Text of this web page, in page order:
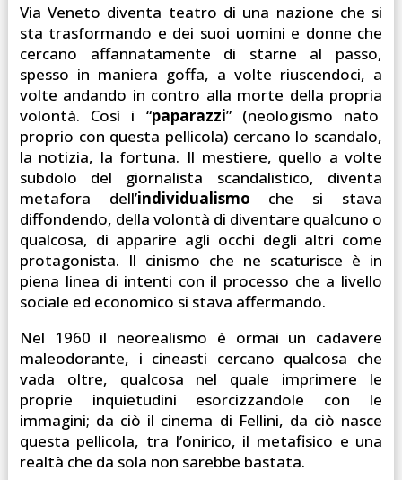
Via Veneto diventa teatro di una nazione che si
sta trasformando e dei suoi uomini e donne che
cercano affannatamente di starne al passo,
spesso in maniera goffa, a volte riuscendoci, a
volte andando in contro alla morte della propria
volontà. Così i “paparazzi” (neologismo nato
proprio con questa pellicola) cercano lo scandalo,
la notizia, la fortuna. Il mestiere, quello a volte
subdolo del giornalista scandalistico, diventa
metafora dell’individualismo che si stava
diffondendo, della volontà di diventare qualcuno o
qualcosa, di apparire agli occhi degli altri come
protagonista. Il cinismo che ne scaturisce è in
piena linea di intenti con il processo che a livello
sociale ed economico si stava affermando.
Nel 1960 il neorealismo è ormai un cadavere
maleodorante, i cineasti cercano qualcosa che
vada oltre, qualcosa nel quale imprimere le
proprie inquietudini esorcizzandole con le
immagini; da ciò il cinema di Fellini, da ciò nasce
questa pellicola, tra l’onirico, il metafisico e una
realtà che da sola non sarebbe bastata.